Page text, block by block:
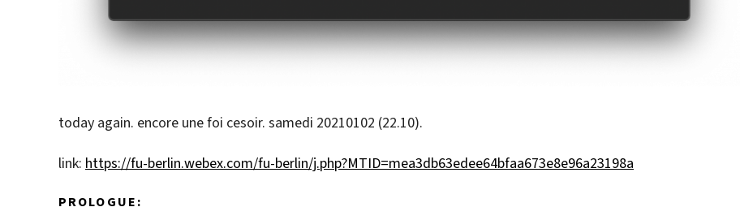
today again. encore une foi cesoir. samedi 20210102 (22.10).
link: https://fu-berlin.webex.com/fu-berlin/j.php?MTID=mea3db63edee64bfaa673e8e96a23198a
PROLOGUE: